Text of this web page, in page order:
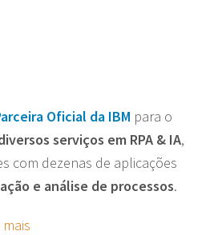
Oficial da IBM para o
serviços em RPA & IA,
com dezenas de aplicações
e análise de processos.